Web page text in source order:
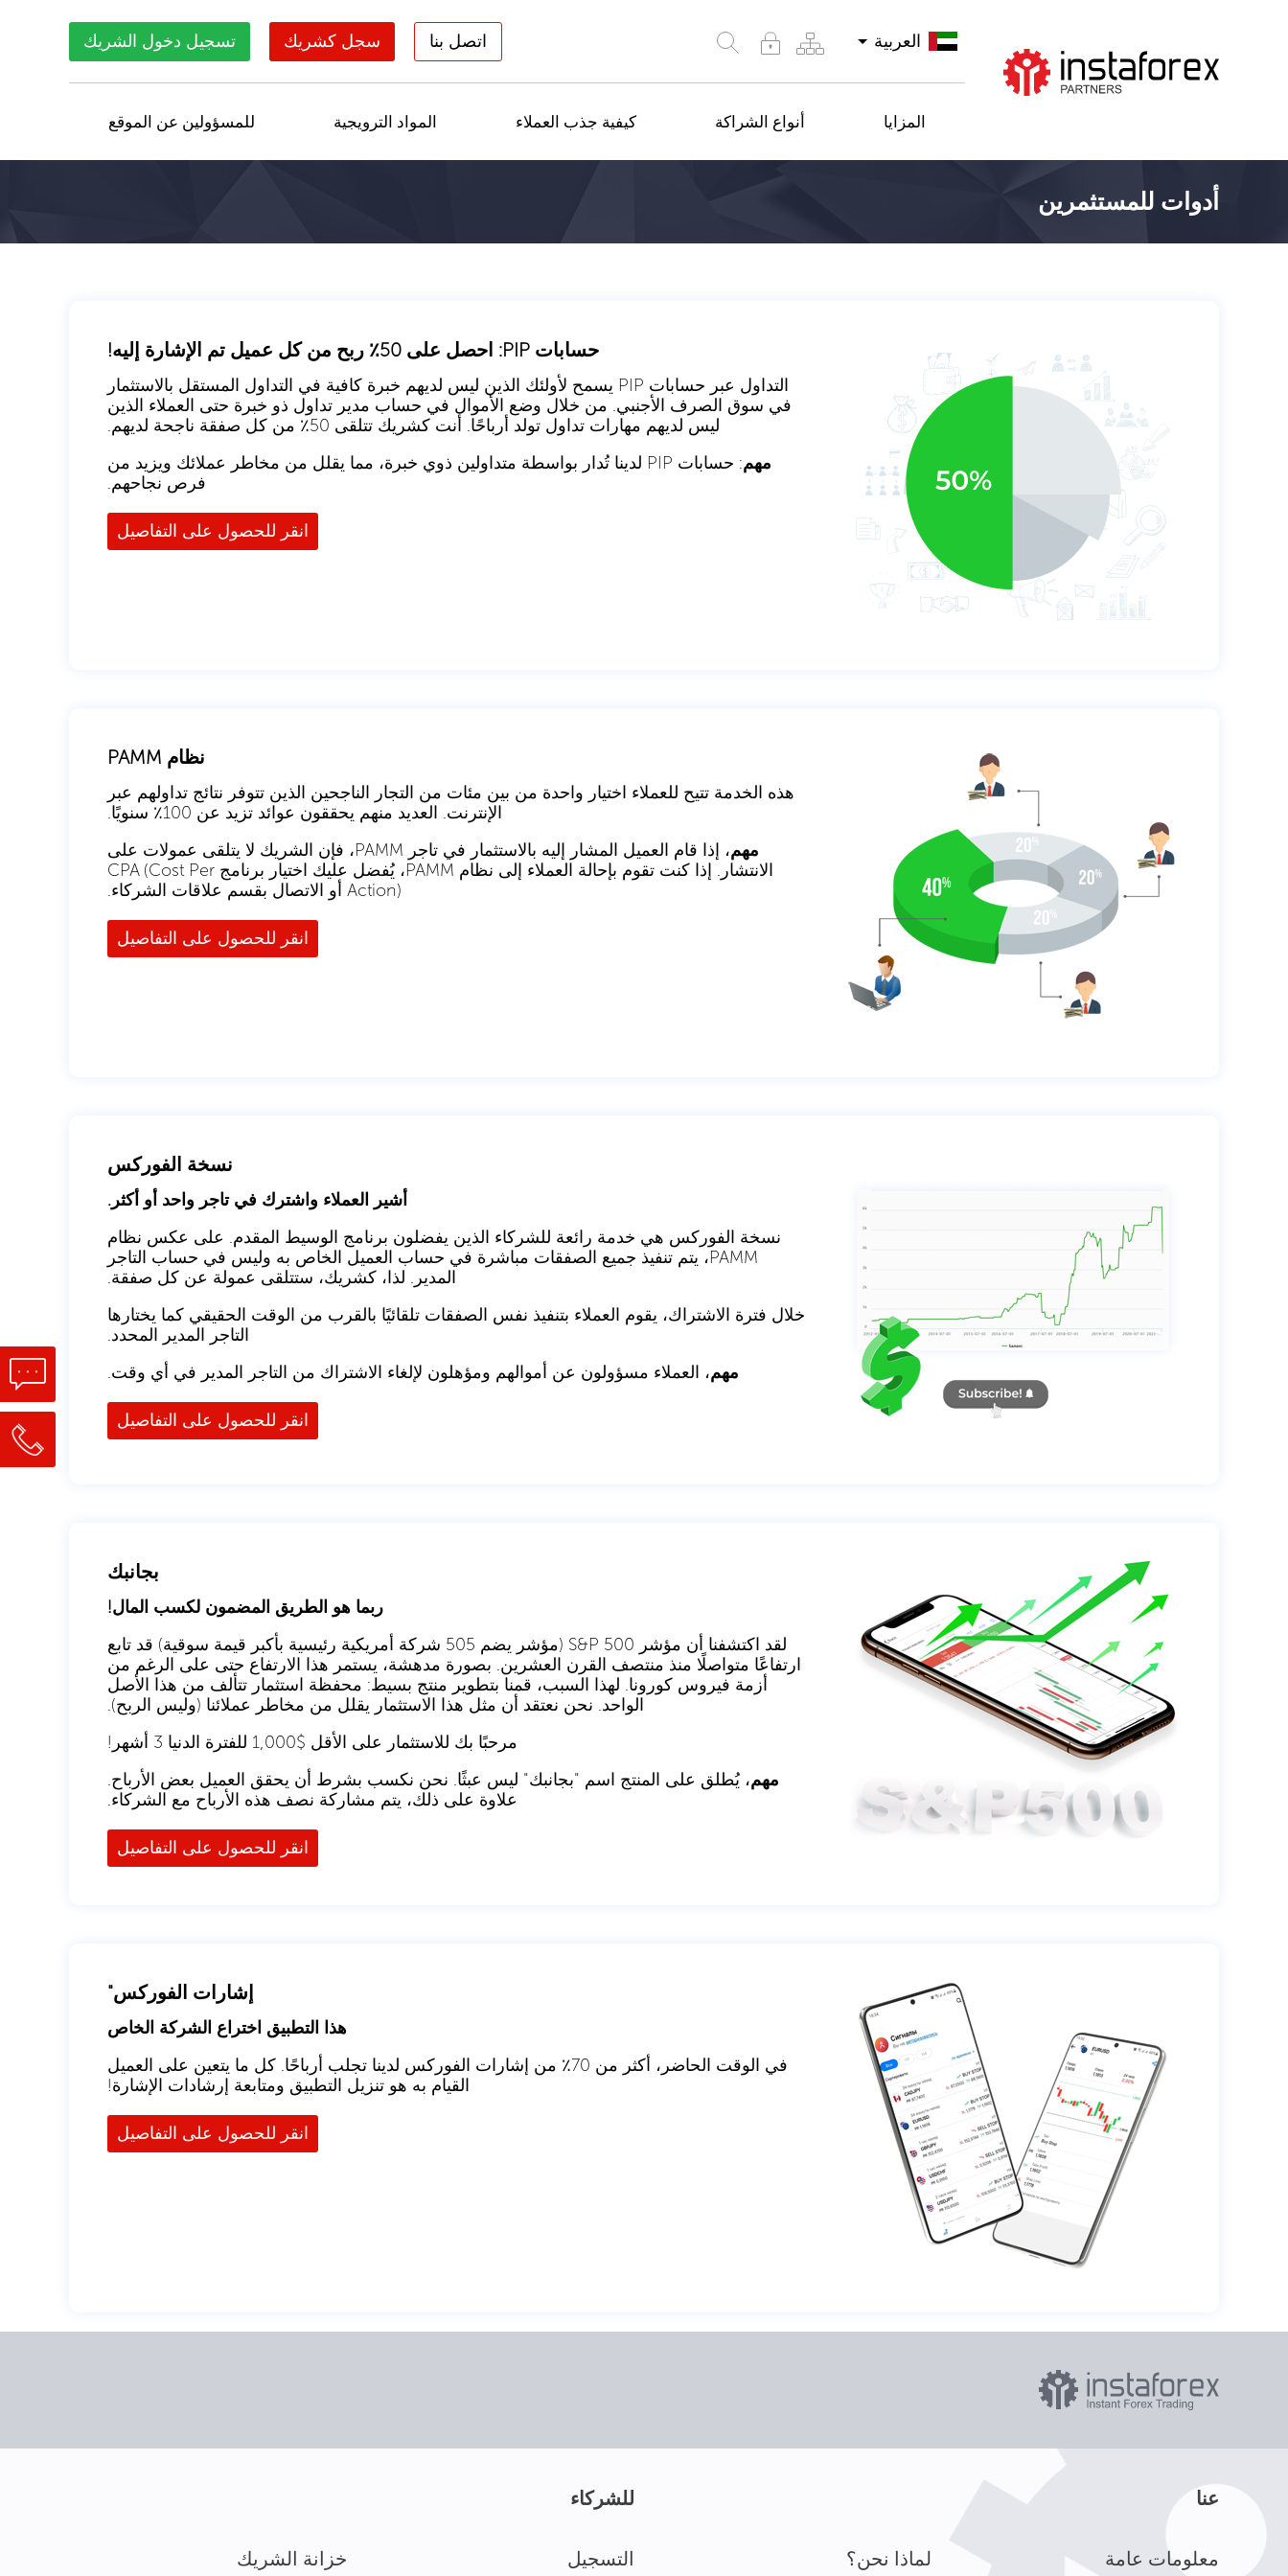
العربية اتصل بنا سجل كشريك تسجيل دخول الشريك
المزايا أنواع الشراكة كيفية جذب العملاء المواد الترويجية للمسؤولين عن الموقع
أدوات للمستثمرين
حسابات PIP: احصل على 50٪ ربح من كل عميل تم الإشارة إليه!
التداول عبر حسابات PIP يسمح لأولئك الذين ليس لديهم خبرة كافية في التداول المستقل بالاستثمار
في سوق الصرف الأجنبي. من خلال وضع الأموال في حساب مدير تداول ذو خبرة حتى العملاء الذين
ليس لديهم مهارات تداول تولد أرباحًا. أنت كشريك تتلقى 50٪ من كل صفقة ناجحة لديهم.
مهم
: حسابات PIP لدينا تُدار بواسطة متداولين ذوي خبرة، مما يقلل من مخاطر عملائك ويزيد من
فرص نجاحهم.
انقر للحصول على التفاصيل
نظام PAMM
هذه الخدمة تتيح للعملاء اختيار واحدة من بين مئات من التجار الناجحين الذين تتوفر نتائج تداولهم عبر
الإنترنت. العديد منهم يحققون عوائد تزيد عن 100٪ سنويًا.
مهم
، إذا قام العميل المشار إليه بالاستثمار في تاجر PAMM، فإن الشريك لا يتلقى عمولات على
الانتشار. إذا كنت تقوم بإحالة العملاء إلى نظام PAMM، يُفضل عليك اختيار برنامج CPA (Cost Per
Action) أو الاتصال بقسم علاقات الشركاء.
انقر للحصول على التفاصيل
نسخة الفوركس
أشير العملاء واشترك في تاجر واحد أو أكثر.
نسخة الفوركس هي خدمة رائعة للشركاء الذين يفضلون برنامج الوسيط المقدم. على عكس نظام
PAMM، يتم تنفيذ جميع الصفقات مباشرة في حساب العميل الخاص به وليس في حساب التاجر
المدير. لذا، كشريك، ستتلقى عمولة عن كل صفقة.
خلال فترة الاشتراك، يقوم العملاء بتنفيذ نفس الصفقات تلقائيًا بالقرب من الوقت الحقيقي كما يختارها
التاجر المدير المحدد.
مهم، العملاء مسؤولون عن أموالهم ومؤهلون لإلغاء الاشتراك من التاجر المدير في أي وقت.
انقر للحصول على التفاصيل
بجانبك
ربما هو الطريق المضمون لكسب المال!
لقد اكتشفنا أن مؤشر S&P 500 (مؤشر يضم 505 شركة أمريكية رئيسية بأكبر قيمة سوقية) قد تابع
ارتفاعًا متواصلًا منذ منتصف القرن العشرين. بصورة مدهشة، يستمر هذا الارتفاع حتى على الرغم من
أزمة فيروس كورونا. لهذا السبب، قمنا بتطوير منتج بسيط: محفظة استثمار تتألف من هذا الأصل
الواحد. نحن نعتقد أن مثل هذا الاستثمار يقلل من مخاطر عملائنا (وليس الربح).
مرحبًا بك للاستثمار على الأقل $1,000 للفترة الدنيا 3 أشهر!
مهم، يُطلق على المنتج اسم "بجانبك" ليس عبثًا. نحن نكسب بشرط أن يحقق العميل بعض الأرباح.
علاوة على ذلك، يتم مشاركة نصف هذه الأرباح مع الشركاء.
انقر للحصول على التفاصيل
إشارات الفوركس"
هذا التطبيق اختراع الشركة الخاص
في الوقت الحاضر، أكثر من 70٪ من إشارات الفوركس لدينا تجلب أرباحًا. كل ما يتعين على العميل
القيام به هو تنزيل التطبيق ومتابعة إرشادات الإشارة!
انقر للحصول على التفاصيل
عنا
معلومات عامة لماذا نحن؟
للشركاء
التسجيل خزانة الشريك